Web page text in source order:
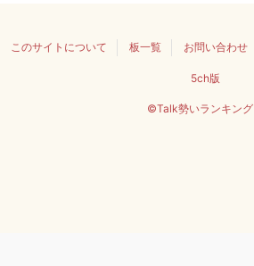
このサイトについて 板一覧 お問い合わせ
5ch版
©Talk勢いランキング